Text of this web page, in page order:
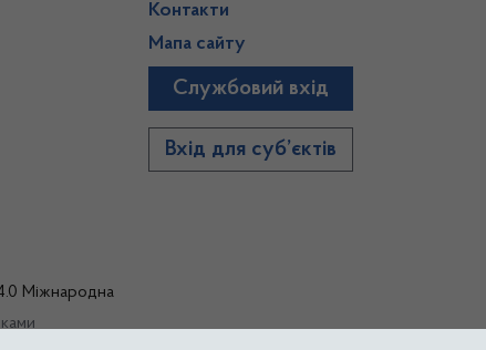
Контакти
Мапа сайту
Службовий вхід
Вхід для суб’єктів
Міжнародна